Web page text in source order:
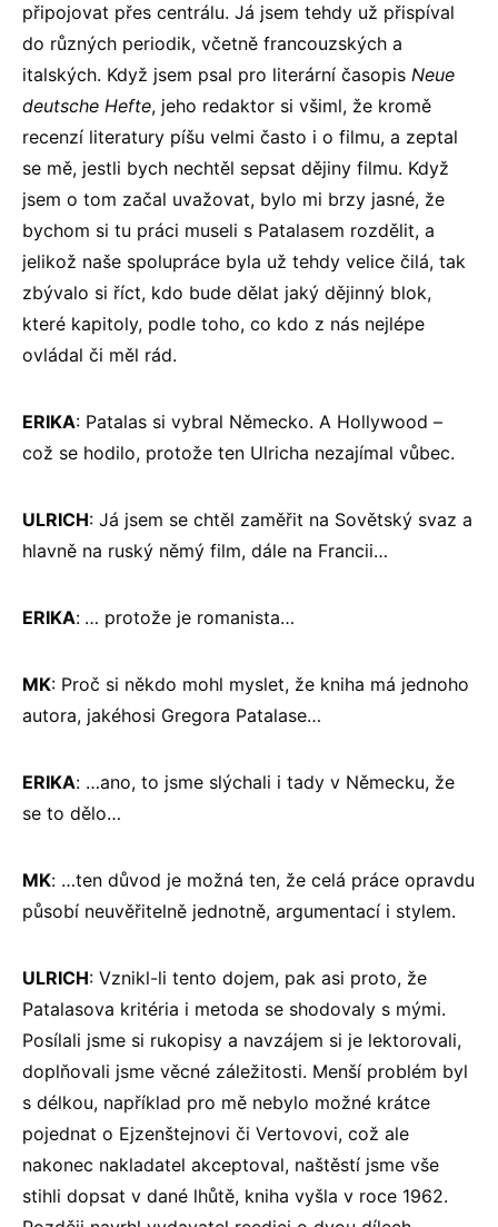
připojovat přes centrálu. Já jsem tehdy už přispíval
do různých periodik, včetně francouzských a
italských. Když jsem psal pro literární časopis Neue
deutsche Hefte, jeho redaktor si všiml, že kromě
recenzí literatury píšu velmi často i o filmu, a zeptal
se mě, jestli bych nechtěl sepsat dějiny filmu. Když
jsem o tom začal uvažovat, bylo mi brzy jasné, že
bychom si tu práci museli s Patalasem rozdělit, a
jelikož naše spolupráce byla už tehdy velice čilá, tak
zbývalo si říct, kdo bude dělat jaký dějinný blok,
které kapitoly, podle toho, co kdo z nás nejlépe
ovládal či měl rád.
ERIKA: Patalas si vybral Německo. A Hollywood –
což se hodilo, protože ten Ulricha nezajímal vůbec.
ULRICH: Já jsem se chtěl zaměřit na Sovětský svaz a
hlavně na ruský němý film, dále na Francii…
ERIKA: … protože je romanista…
MK: Proč si někdo mohl myslet, že kniha má jednoho
autora, jakéhosi Gregora Patalase…
ERIKA: …ano, to jsme slýchali i tady v Německu, že
se to dělo…
MK: …ten důvod je možná ten, že celá práce opravdu
působí neuvěřitelně jednotně, argumentací i stylem.
ULRICH: Vznikl-li tento dojem, pak asi proto, že
Patalasova kritéria i metoda se shodovaly s mými.
Posílali jsme si rukopisy a navzájem si je lektorovali,
doplňovali jsme věcné záležitosti. Menší problém byl
s délkou, například pro mě nebylo možné krátce
pojednat o Ejzenštejnovi či Vertovovi, což ale
nakonec nakladatel akceptoval, naštěstí jsme vše
stihli dopsat v dané lhůtě, kniha vyšla v roce 1962.